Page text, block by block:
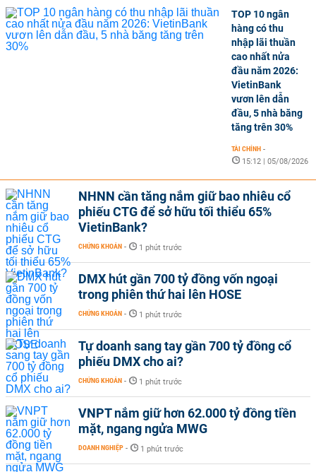
TOP 10 ngân
hàng có thu
nhập lãi thuần
cao nhất nửa
đầu năm 2026:
VietinBank
vươn lên dẫn
đầu, 5 nhà băng
tăng trên 30%
TÀI CHÍNH -
15:12 | 05/08/2026
NHNN cần tăng nắm giữ bao nhiêu cổ
phiếu CTG để sở hữu tối thiểu 65%
VietinBank?
CHỨNG KHOÁN - 1 phút trước
DMX hút gần 700 tỷ đồng vốn ngoại
trong phiên thứ hai lên HOSE
CHỨNG KHOÁN - 1 phút trước
Tự doanh sang tay gần 700 tỷ đồng cổ
phiếu DMX cho ai?
CHỨNG KHOÁN - 1 phút trước
VNPT nắm giữ hơn 62.000 tỷ đồng tiền
mặt, ngang ngửa MWG
DOANH NGHIỆP - 1 phút trước